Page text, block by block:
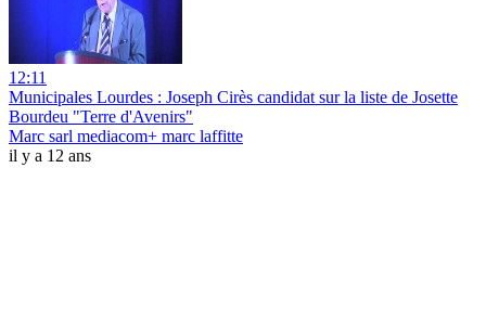
12:11
Municipales Lourdes : Joseph Cirès candidat sur la liste de Josette
Bourdeu "Terre d'Avenirs"
Marc sarl mediacom+ marc laffitte
il y a 12 ans